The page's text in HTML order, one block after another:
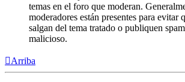
temas en el foro que moderan.
moderadores están presentes para evitar
salgan del tema tratado o publiquen
malicioso.
Arriba